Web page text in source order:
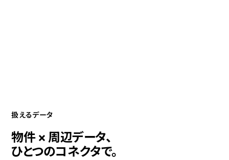
扱えるデータ
物件 × 周辺データ、
ひとつのコネクタで。